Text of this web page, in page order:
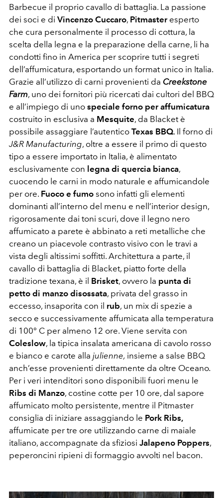
Barbecue il proprio cavallo di battaglia. La passione
dei soci e di Vincenzo Cuccaro, Pitmaster esperto
che cura personalmente il processo di cottura, la
scelta della legna e la preparazione della carne, li ha
condotti fino in America per scoprire tutti i segreti
dell’affumicatura, esportando un format unico in Italia.
Grazie all’utilizzo di carni provenienti da Creekstone
Farm, uno dei fornitori più ricercati dai cultori del BBQ
e all’impiego di uno speciale forno per affumicatura
costruito in esclusiva a Mesquite, da Blacket è
possibile assaggiare l’autentico Texas BBQ. Il forno di
J&R Manufacturing, oltre a essere il primo di questo
tipo a essere importato in Italia, è alimentato
esclusivamente con legna di quercia bianca,
cuocendo le carni in modo naturale e affumicandole
per ore. Fuoco e fumo sono infatti gli elementi
dominanti all’interno del menu e nell’interior design,
rigorosamente dai toni scuri, dove il legno nero
affumicato a parete è abbinato a reti metalliche che
creano un piacevole contrasto visivo con le travi a
vista degli altissimi soffitti. Architettura a parte, il
cavallo di battaglia di Blacket, piatto forte della
tradizione texana, è il Brisket, ovvero la punta di
petto di manzo disossata, privata del grasso in
eccesso, insaporita con il rub, un mix di spezie a
secco e successivamente affumicata alla temperatura
di 100° C per almeno 12 ore. Viene servita con
Coleslow, la tipica insalata americana di cavolo rosso
e bianco e carote alla julienne, insieme a salse BBQ
anch’esse provenienti direttamente da oltre Oceano.
Per i veri intenditori sono disponibili fuori menu le
Ribs di Manzo, costine cotte per 10 ore, dal sapore
affumicato molto persistente, mentre il Pitmaster
consiglia di iniziare assaggiando le Pork Ribs,
affumicate per tre ore utilizzando carne di maiale
italiano, accompagnate da sfiziosi Jalapeno Poppers,
peperoncini ripieni di formaggio avvolti nel bacon.